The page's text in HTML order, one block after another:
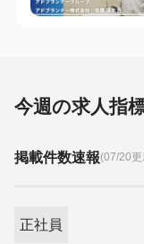
今週の求人指
掲載件数速報(07/20更
正社員